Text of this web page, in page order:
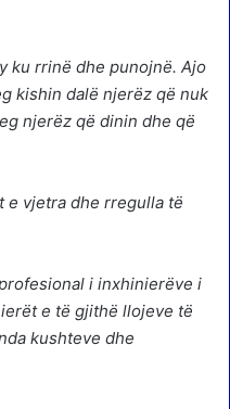
ku rrinë dhe punojnë. Ajo
kishin dalë njerëz që nuk
njerëz që dinin dhe që
e vjetra dhe rregulla të
i inxhinierëve i
e të gjithë llojeve të
kushteve dhe